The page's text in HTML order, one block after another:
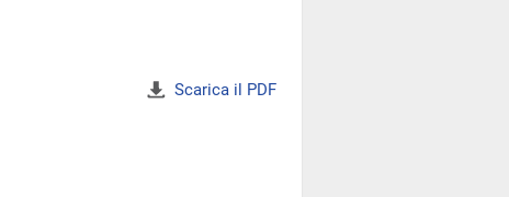
Scarica il PDF